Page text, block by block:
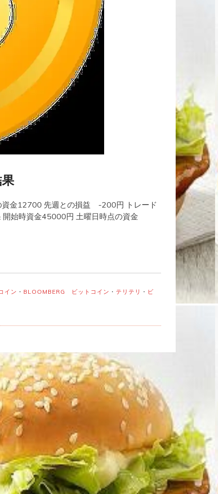
資金12700 先週との損益 -200円 トレード
始時資金45000円 土曜日時点の資金
イン ・ BLOOMBERG ビットコイン ・ テリテリ ・ ビ